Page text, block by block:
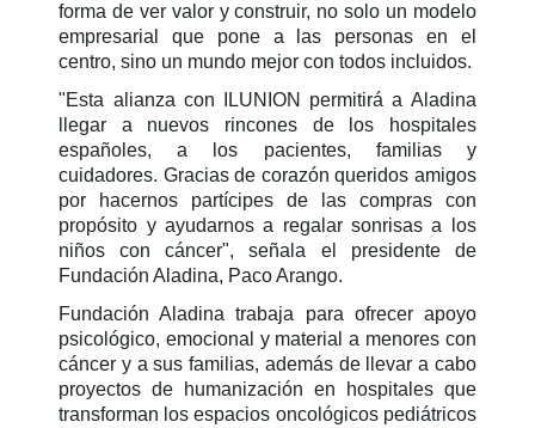
forma de ver valor y construir, no solo un modelo
empresarial que pone a las personas en el
centro, sino un mundo mejor con todos incluidos.
"Esta alianza con ILUNION permitirá a Aladina
llegar a nuevos rincones de los hospitales
españoles, a los pacientes, familias y
cuidadores. Gracias de corazón queridos amigos
por hacernos partícipes de las compras con
propósito y ayudarnos a regalar sonrisas a los
niños con cáncer", señala el presidente de
Fundación Aladina, Paco Arango.
Fundación Aladina trabaja para ofrecer apoyo
psicológico, emocional y material a menores con
cáncer y a sus familias, además de llevar a cabo
proyectos de humanización en hospitales que
transforman los espacios oncológicos pediátricos